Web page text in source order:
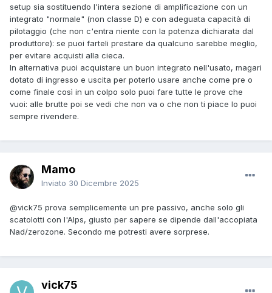
setup sia sostituendo l'intera sezione di amplificazione con un
integrato "normale" (non classe D) e con adeguata capacità di
pilotaggio (che non c'entra niente con la potenza dichiarata dal
produttore): se puoi farteli prestare da qualcuno sarebbe meglio,
per evitare acquisti alla cieca.
In alternativa puoi acquistare un buon integrato nell'usato, magari
dotato di ingresso e uscita per poterlo usare anche come pre o
come finale così in un colpo solo puoi fare tutte le prove che
vuoi: alle brutte poi se vedi che non va o che non ti piace lo puoi
sempre rivendere.
Mamo
Inviato 30 Dicembre 2025
@vick75 prova semplicemente un pre passivo, anche solo gli
scatolotti con l'Alps, giusto per sapere se dipende dall'accopiata
Nad/zerozone. Secondo me potresti avere sorprese.
vick75